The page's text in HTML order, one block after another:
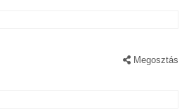
Megosztás